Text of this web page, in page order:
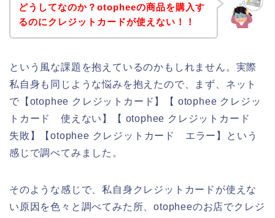
どうしてなのか？otopheeの商品を購入す
るのにクレジットカードが使えない！！
という風な課題を抱えているのかもしれません。実際
私自身も同じような悩みを抱えたので、まず、ネット
で【otophee クレジットカード】【 otophee クレジッ
トカード 使えない】【 otophee クレジットカード
失敗】【otophee クレジットカード エラー】という
感じで調べてみました。
そのような感じで、私自身クレジットカードが使えな
い原因を色々と調べてみた所、otopheeのお店でクレジ